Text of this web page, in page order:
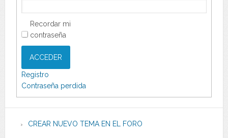
Recordar mi
contraseña
ACCEDER
Registro
Contraseña perdida
CREAR NUEVO TEMA EN EL FORO